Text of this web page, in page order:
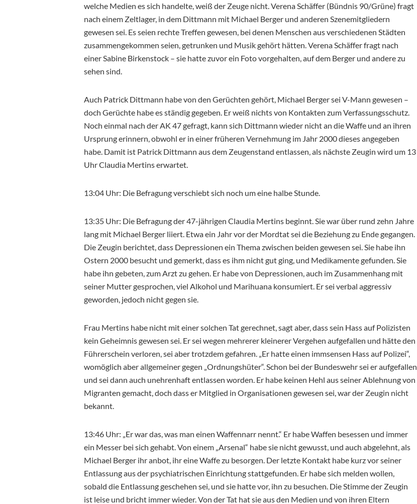
welche Medien es sich handelte, weiß der Zeuge nicht. Verena Schäffer (Bündnis 90/Grüne) fragt
nach einem Zeltlager, in dem Dittmann mit Michael Berger und anderen Szenemitgliedern
gewesen sei. Es seien rechte Treffen gewesen, bei denen Menschen aus verschiedenen Städten
zusammengekommen seien, getrunken und Musik gehört hätten. Verena Schäffer fragt nach
einer Sabine Birkenstock – sie hatte zuvor ein Foto vorgehalten, auf dem Berger und andere zu
sehen sind.
Auch Patrick Dittmann habe von den Gerüchten gehört, Michael Berger sei V-Mann gewesen –
doch Gerüchte habe es ständig gegeben. Er weiß nichts von Kontakten zum Verfassungsschutz.
Noch einmal nach der AK 47 gefragt, kann sich Dittmann wieder nicht an die Waffe und an ihren
Ursprung erinnern, obwohl er in einer früheren Vernehmung im Jahr 2000 dieses angegeben
habe. Damit ist Patrick Dittmann aus dem Zeugenstand entlassen, als nächste Zeugin wird um 13
Uhr Claudia Mertins erwartet.
13:04 Uhr: Die Befragung verschiebt sich noch um eine halbe Stunde.
13:35 Uhr: Die Befragung der 47-jährigen Claudia Mertins beginnt. Sie war über rund zehn Jahre
lang mit Michael Berger liiert. Etwa ein Jahr vor der Mordtat sei die Beziehung zu Ende gegangen.
Die Zeugin berichtet, dass Depressionen ein Thema zwischen beiden gewesen sei. Sie habe ihn
Ostern 2000 besucht und gemerkt, dass es ihm nicht gut ging, und Medikamente gefunden. Sie
habe ihn gebeten, zum Arzt zu gehen. Er habe von Depressionen, auch im Zusammenhang mit
seiner Mutter gesprochen, viel Alkohol und Marihuana konsumiert. Er sei verbal aggressiv
geworden, jedoch nicht gegen sie.
Frau Mertins habe nicht mit einer solchen Tat gerechnet, sagt aber, dass sein Hass auf Polizisten
kein Geheimnis gewesen sei. Er sei wegen mehrerer kleinerer Vergehen aufgefallen und hätte den
Führerschein verloren, sei aber trotzdem gefahren. „Er hatte einen immsensen Hass auf Polizei“,
womöglich aber allgemeiner gegen „Ordnungshüter“. Schon bei der Bundeswehr sei er aufgefallen
und sei dann auch unehrenhaft entlassen worden. Er habe keinen Hehl aus seiner Ablehnung von
Migranten gemacht, doch dass er Mitglied in Organisationen gewesen sei, war der Zeugin nicht
bekannt.
13:46 Uhr: „Er war das, was man einen Waffennarr nennt.“ Er habe Waffen besessen und immer
ein Messer bei sich gehabt. Von einem „Arsenal“ habe sie nicht gewusst, und auch abgelehnt, als
Michael Berger ihr anbot, ihr eine Waffe zu besorgen. Der letzte Kontakt habe kurz vor seiner
Entlassung aus der psychiatrischen Einrichtung stattgefunden. Er habe sich melden wollen,
sobald die Entlassung geschehen sei, und sie hatte vor, ihn zu besuchen. Die Stimme der Zeugin
ist leise und bricht immer wieder. Von der Tat hat sie aus den Medien und von ihren Eltern